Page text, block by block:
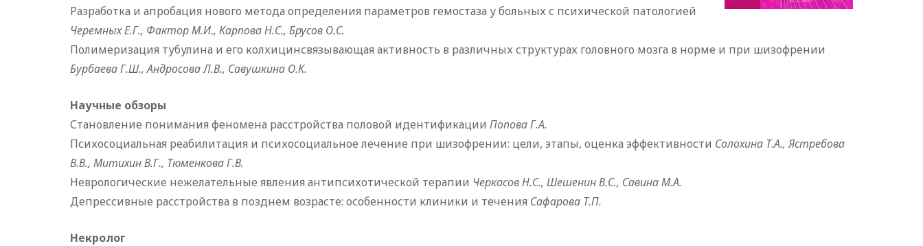
Разработка и апробация нового метода определения параметров гемостаза у больных с психической патологией
Черемных Е.Г., Фактор М.И., Карпова Н.С., Брусов О.С.
Полимеризация тубулина и его колхицинсвязывающая активность в различных структурах головного мозга в норме и при шизофрении
Бурбаева Г.Ш., Андросова Л.В., Савушкина О.К.
Научные обзоры
Становление понимания феномена расстройства половой идентификации Попова Г.А.
Психосоциальная реабилитация и психосоциальное лечение при шизофрении: цели, этапы, оценка эффективности Солохина Т.А., Ястребова
В.В., Митихин В.Г., Тюменкова Г.В.
Неврологические нежелательные явления антипсихотической терапии Черкасов Н.С., Шешенин В.С., Савина М.А.
Депрессивные расстройства в позднем возрасте: особенности клиники и течения Сафарова Т.П.
Некролог